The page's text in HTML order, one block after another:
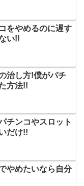
をやめるのに遅す
い!!
治し方!僕がパチ
方法!!
チンコやスロット
だけ!!
やめたいなら自分